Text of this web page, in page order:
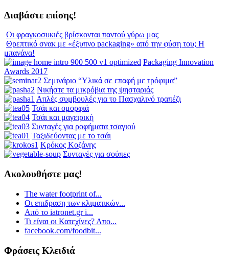
Διαβάστε επίσης!
Οι φραγκοσυκιές βρίσκονται παντού γύρω μας
Θρεπτικό σνακ με «έξυπνο packaging» από την φύση του; Η
μπανάνα!
Packaging Innovation
Awards 2017
Σεμινάριο “Υλικά σε επαφή με τρόφιμα”
Νικήστε τα μικρόβια της ψησταριάς
Απλές συμβουλές για το Πασχαλινό τραπέζι
Τσάι και ομορφιά
Τσάι και μαγειρική
Συνταγές για ροφήματα τσαγιού
Ταξιδεύοντας με το τσάι
Κρόκος Κοζάνης
Συνταγές για σούπες
Ακολουθήστε μας!
The water footprint of...
Οι επιδραση των κλιματικών...
Από το iatronet.gr i...
Τι είναι οι Κατεχίνες? Απο...
facebook.com/foodbit...
Φράσεις Κλειδιά